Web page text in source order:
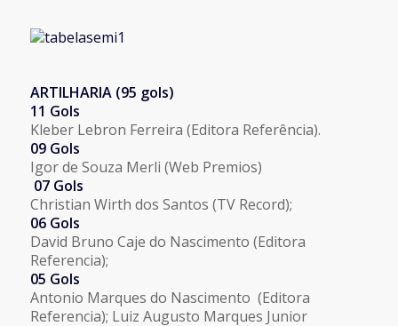
ARTILHARIA (95 gols)
11 Gols
Kleber Lebron Ferreira (Editora Referência).
09 Gols
Igor de Souza Merli (Web Premios)
07 Gols
Christian Wirth dos Santos (TV Record);
06 Gols
David Bruno Caje do Nascimento (Editora
Referencia);
05 Gols
Antonio Marques do Nascimento (Editora
Referencia); Luiz Augusto Marques Junior